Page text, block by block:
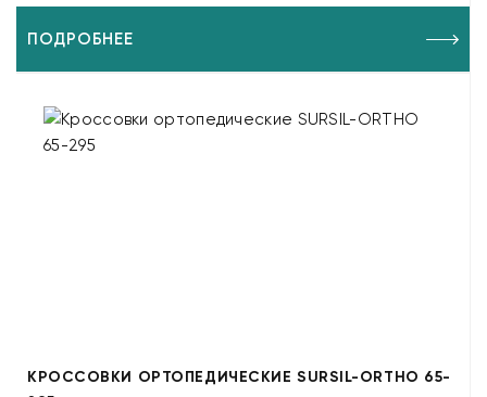
ПОДРОБНЕЕ
КРОССОВКИ ОРТОПЕДИЧЕСКИЕ SURSIL-ORTHO 65-